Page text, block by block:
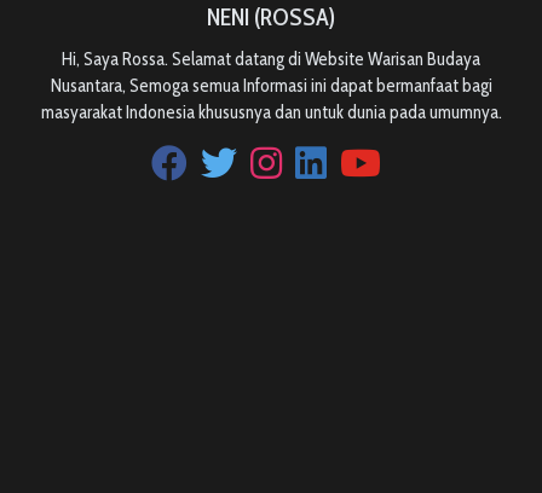
NENI (ROSSA)
Hi, Saya Rossa. Selamat datang di Website Warisan Budaya
Nusantara, Semoga semua Informasi ini dapat bermanfaat bagi
masyarakat Indonesia khususnya dan untuk dunia pada umumnya.